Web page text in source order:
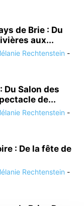
de Brie : Du
aux...
Rechtenstein -
Du Salon des
de...
Rechtenstein -
: De la fête de
Rechtenstein -